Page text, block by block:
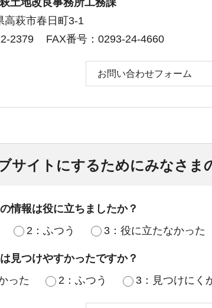
高萩市春日町3-1
2379
FAX番号：0293-24-4660
お問い合わせフォーム
サイトにするためにみなさま
情報は役に立ちましたか？
2：ふつう 3：役に立たなかった
見つけやすかったですか？
った
2：ふつう 3：見つけにく